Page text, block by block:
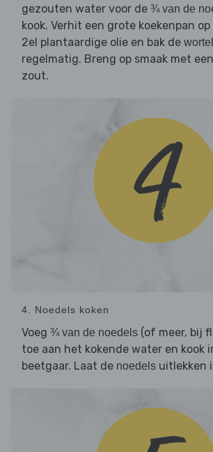
gezouten water voor de ¾ van de
kook. Verhit een grote koekenpan
2el plantaardige olie en bak de wortel
regelmatig. Breng op smaak met
zout.
4. Noedels koken
Voeg ¾ van de noedels (of meer, bij
toe aan het kokende water en kook
beetgaar. Laat de noedels uitlekken